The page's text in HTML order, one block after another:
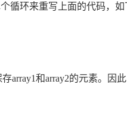
循环来重写上面的代码，如
存array1和array2的元素。因